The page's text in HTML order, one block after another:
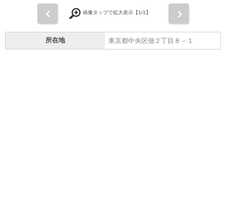
画像タップで拡大表示【1/1】
所在地 東京都中央区佃２丁目８－１